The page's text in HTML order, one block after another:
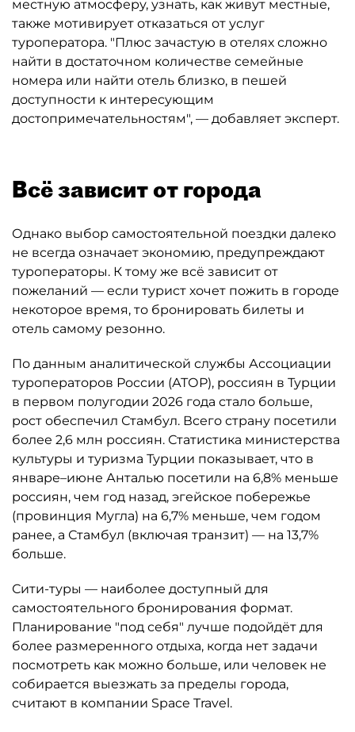
местную атмосферу, узнать, как живут местные,
также мотивирует отказаться от услуг
туроператора. "Плюс зачастую в отелях сложно
найти в достаточном количестве семейные
номера или найти отель близко, в пешей
доступности к интересующим
достопримечательностям", — добавляет эксперт.
Всё зависит от города
Однако выбор самостоятельной поездки далеко
не всегда означает экономию, предупреждают
туроператоры. К тому же всё зависит от
пожеланий — если турист хочет пожить в городе
некоторое время, то бронировать билеты и
отель самому резонно.
По данным аналитической службы Ассоциации
туроператоров России (АТОР), россиян в Турции
в первом полугодии 2026 года стало больше,
рост обеспечил Стамбул. Всего страну посетили
более 2,6 млн россиян. Статистика министерства
культуры и туризма Турции показывает, что в
январе–июне Анталью посетили на 6,8% меньше
россиян, чем год назад, эгейское побережье
(провинция Мугла) на 6,7% меньше, чем годом
ранее, а Стамбул (включая транзит) — на 13,7%
больше.
Сити-туры — наиболее доступный для
самостоятельного бронирования формат.
Планирование "под себя" лучше подойдёт для
более размеренного отдыха, когда нет задачи
посмотреть как можно больше, или человек не
собирается выезжать за пределы города,
считают в компании Space Travel.